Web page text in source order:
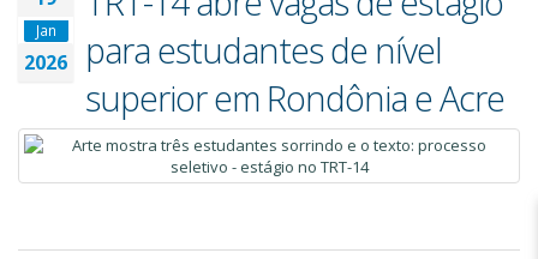
Jan
2026
para estudantes de nível
superior em Rondônia e Acre